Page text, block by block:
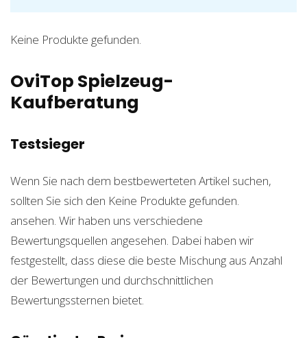
Keine Produkte gefunden.
OviTop Spielzeug-
Kaufberatung
Testsieger
Wenn Sie nach dem bestbewerteten Artikel suchen,
sollten Sie sich den Keine Produkte gefunden.
ansehen. Wir haben uns verschiedene
Bewertungsquellen angesehen. Dabei haben wir
festgestellt, dass diese die beste Mischung aus Anzahl
der Bewertungen und durchschnittlichen
Bewertungssternen bietet.